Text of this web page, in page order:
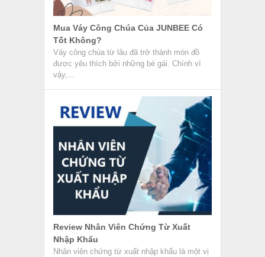
Mua Váy Công Chúa Của JUNBEE Có
Tốt Không?
Váy công chúa từ lâu đã trở thành món đồ
được yêu thích bởi những bé gái. Chính vì
vậy,...
Review Nhân Viên Chứng Từ Xuất
Nhập Khẩu
Nhân viên chứng từ xuất nhập khẩu là một vị